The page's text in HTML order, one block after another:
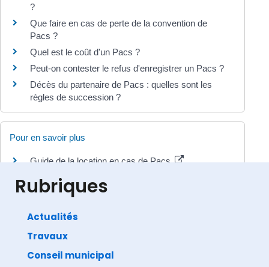
?
Que faire en cas de perte de la convention de
Pacs ?
Quel est le coût d'un Pacs ?
Peut-on contester le refus d'enregistrer un Pacs ?
Décès du partenaire de Pacs : quelles sont les
règles de succession ?
Pour en savoir plus
Guide de la location en cas de Pacs
Direction de l'information légale et administrative
Rubriques
Actualités
Travaux
Conseil municipal